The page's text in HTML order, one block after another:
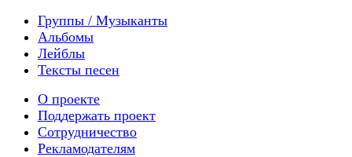
Группы / Музыканты
Альбомы
Лейблы
Тексты песен
О проекте
Поддержать проект
Сотрудничество
Рекламодателям